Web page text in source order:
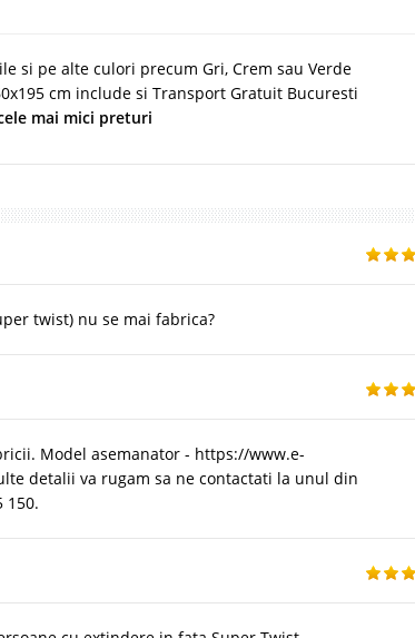
si pe alte culori precum Gri, Crem sau Verde
cm include si Transport Gratuit Bucuresti
mai mici preturi
twist) nu se mai fabrica?
Model asemanator - https://www.e-
detalii va rugam sa ne contactati la unul din
150.